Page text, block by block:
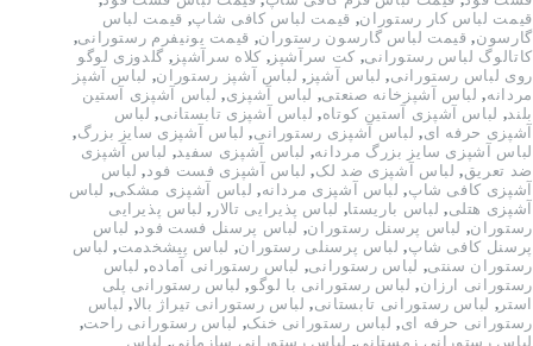
قیمت لباس کار رستوران, قیمت لباس کافی شاپ, قیمت لباس
گارسون, قیمت لباس گارسون رستوران, قیمت یونیفرم رستورانی,
کاتالوگ لباس رستورانی, کت سرآشپز , کلاه سرآشپز , گلدوزی لوگو
روی لباس رستورانی, لباس آشپز , لباس آشپز رستوران, لباس آشپز
مردانه, لباس آشپزخانه صنعتی, لباس آشپزی, لباس آشپزی آستین
بلند, لباس آشپزی آستین کوتاه, لباس آشپزی تابستانی, لباس
آشپزی حرفه ای, لباس آشپزی رستورانی, لباس آشپزی سایز بزرگ,
لباس آشپزی سایز بزرگ مردانه, لباس آشپزی سفید, لباس آشپزی
ضد تعریق, لباس آشپزی ضد لک, لباس آشپزی فست فود, لباس
آشپزی کافی شاپ, لباس آشپزی مردانه, لباس آشپزی مشکی, لباس
آشپزی هتلی, لباس باریستا, لباس پذیرایی تالار , لباس پذیرایی
رستوران, لباس پرسنل رستوران, لباس پرسنل فست فود, لباس
پرسنل کافی شاپ, لباس پرسنلی رستوران, لباس پیشخدمت, لباس
رستوران سنتی, لباس رستورانی, لباس رستورانی آماده, لباس
رستورانی ارزان, لباس رستورانی با لوگو, لباس رستورانی پلی
استر , لباس رستورانی تابستانی, لباس رستورانی تیراژ بالا, لباس
رستورانی حرفه ای, لباس رستورانی خنک, لباس رستورانی راحت,
لباس رستورانی زمستانی, لباس رستورانی سازمانی, لباس